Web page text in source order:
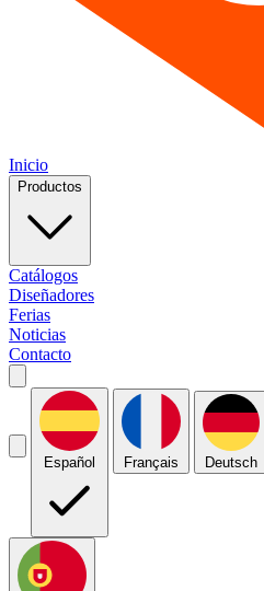
Inicio
Productos
Catálogos
Diseñadores
Ferias
Noticias
Contacto
Español Français Deutsch